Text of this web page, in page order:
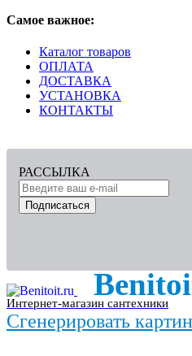
Самое важное:
Каталог товаров
ОПЛАТА
ДОСТАВКА
УСТАНОВКА
КОНТАКТЫ
РАССЫЛКА
Подписаться
Интернет-магазин сантехники
Сгенерировать